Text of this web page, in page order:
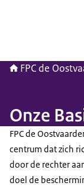
FPC de
Onze
FPC de
centrum dat zich
door de rechter
doel de